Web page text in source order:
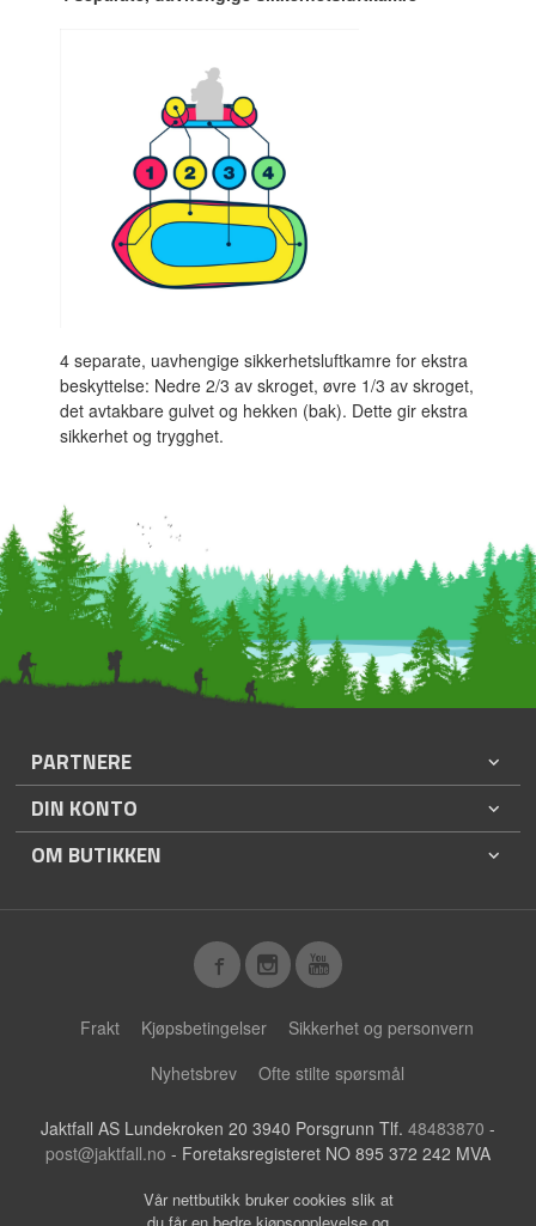
4 separate, uavhengige sikkerhetsluftkamre for ekstra
beskyttelse: Nedre 2/3 av skroget, øvre 1/3 av skroget,
det avtakbare gulvet og hekken (bak). Dette gir ekstra
sikkerhet og trygghet.
PARTNERE
DIN KONTO
OM BUTIKKEN
Frakt Kjøpsbetingelser
Sikkerhet og personvern
Nyhetsbrev
Ofte stilte spørsmål
Jaktfall AS Lundekroken 20 3940 Porsgrunn Tlf. 48483870 -
post@jaktfall.no - Foretaksregisteret NO 895 372 242 MVA
Vår nettbutikk bruker cookies slik at